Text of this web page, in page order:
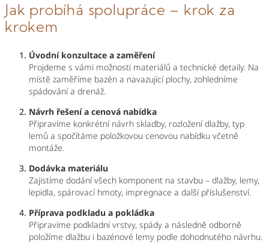
Jak probíhá spolupráce – krok za
krokem
Úvodní konzultace a zaměření
Projdeme s vámi možnosti materiálů a technické detaily. Na
místě zaměříme bazén a navazující plochy, zohledníme
spádování a drenáž.
Návrh řešení a cenová nabídka
Připravíme konkrétní návrh skladby, rozložení dlažby, typ
lemů a spočítáme položkovou cenovou nabídku včetně
montáže.
Dodávka materiálu
Zajistíme dodání všech komponent na stavbu – dlažby, lemy,
lepidla, spárovací hmoty, impregnace a další příslušenství.
Příprava podkladu a pokládka
Připravíme podkladní vrstvy, spády a následně odborně
položíme dlažbu i bazénové lemy podle dohodnutého návrhu.